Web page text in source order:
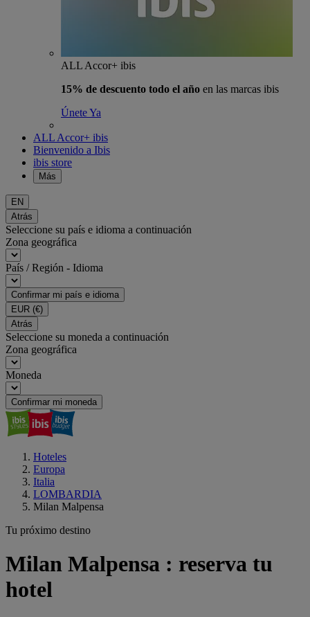
ALL Accor+ ibis
15% de descuento todo el año en las marcas ibis
Únete Ya
ALL Accor+ ibis
Bienvenido a Ibis
ibis store
Más
EN
Atrás
Seleccione su país e idioma a continuación
Zona geográfica
País / Región - Idioma
Confirmar mi país e idioma
EUR (€)
Atrás
Seleccione su moneda a continuación
Zona geográfica
Moneda
Confirmar mi moneda
Hoteles
Europa
Italia
LOMBARDIA
Milan Malpensa
Tu próximo destino
Milan Malpensa : reserva tu
hotel